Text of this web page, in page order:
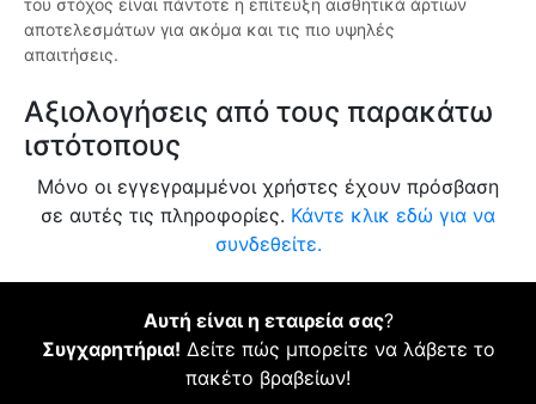
του στόχος είναι πάντοτε η επίτευξη αισθητικά άρτιων
αποτελεσμάτων για ακόμα και τις πιο υψηλές
απαιτήσεις.
Αξιολογήσεις από τους παρακάτω
ιστότοπους
Μόνο οι εγγεγραμμένοι χρήστες έχουν πρόσβαση
σε αυτές τις πληροφορίες. Κάντε κλικ εδώ για να
συνδεθείτε.
Αυτή είναι η εταιρεία σας?
Συγχαρητήρια! Δείτε πώς μπορείτε να λάβετε το
πακέτο βραβείων!